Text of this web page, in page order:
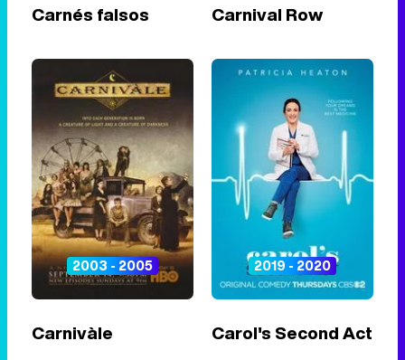
Carnés falsos Carnival Row
2003 - 2005
Carnivàle
2019 - 2020
Carol's Second Act